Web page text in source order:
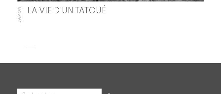
JAPON LA VIE D’UN TATOUÉ